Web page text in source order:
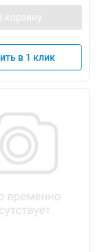
корзину
в 1 клик